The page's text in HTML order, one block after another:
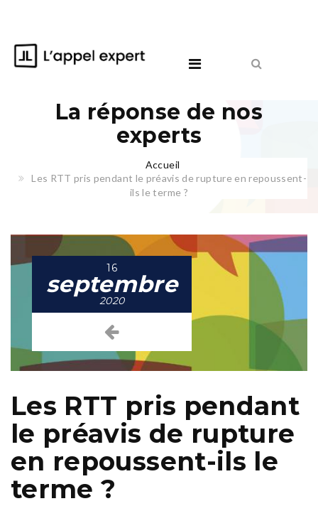
La réponse de nos
experts
Accueil
Les RTT pris pendant le préavis de rupture en repoussent-
ils le terme ?
16
septembre
2020
Les RTT pris pendant
le préavis de rupture
en repoussent-ils le
terme ?